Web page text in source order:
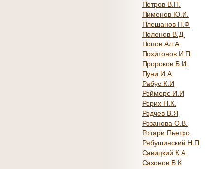
Петров В.П.
Пименов Ю.И.
Плешанов П.Ф
Поленов В.Д.
Попов Ал.А
Похитонов И.П.
Пророков Б.И.
Пуни И.А.
Рабус К.И
Реймерс И.И
Рерих Н.К.
Родчев В.Я
Розанова О.В.
Ротари Пьетро
Рябушинский Н.П
Савицкий К.А.
Сазонов В.К